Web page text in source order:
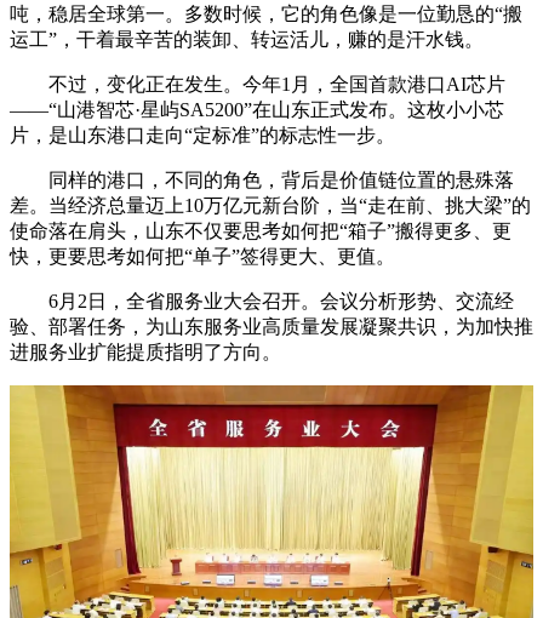
吨，稳居全球第一。多数时候，它的角色像是一位勤恳的“搬
运工”，干着最辛苦的装卸、转运活儿，赚的是汗水钱。
不过，变化正在发生。今年1月，全国首款港口AI芯片
——“山港智芯·星屿SA5200”在山东正式发布。这枚小小芯
片，是山东港口走向“定标准”的标志性一步。
同样的港口，不同的角色，背后是价值链位置的悬殊落
差。当经济总量迈上10万亿元新台阶，当“走在前、挑大梁”的
使命落在肩头，山东不仅要思考如何把“箱子”搬得更多、更
快，更要思考如何把“单子”签得更大、更值。
6月2日，全省服务业大会召开。会议分析形势、交流经
验、部署任务，为山东服务业高质量发展凝聚共识，为加快推
进服务业扩能提质指明了方向。